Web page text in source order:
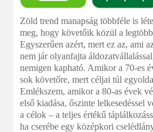
Zöld trend manapság többféle is
meg, hogy követőik közül a
Egyszerűen azért, mert ez az, ami
nem jár olyanfajta
nemigen kapható. Amikor a 70-es
sok követőre, mert céljai túl
Emlékszem, amikor a 80-as évek
első kiadása, őszinte lelkesedéssel
a célok – a teljes értékű
ha cserébe egy középkori